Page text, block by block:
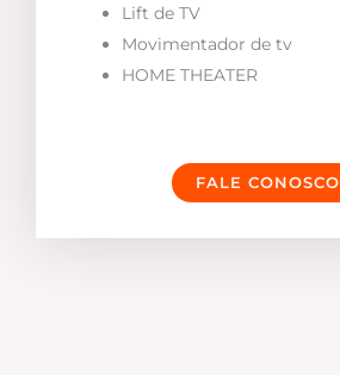
Lift de TV
Movimentador de tv
HOME THEATER
FALE CONOSCO